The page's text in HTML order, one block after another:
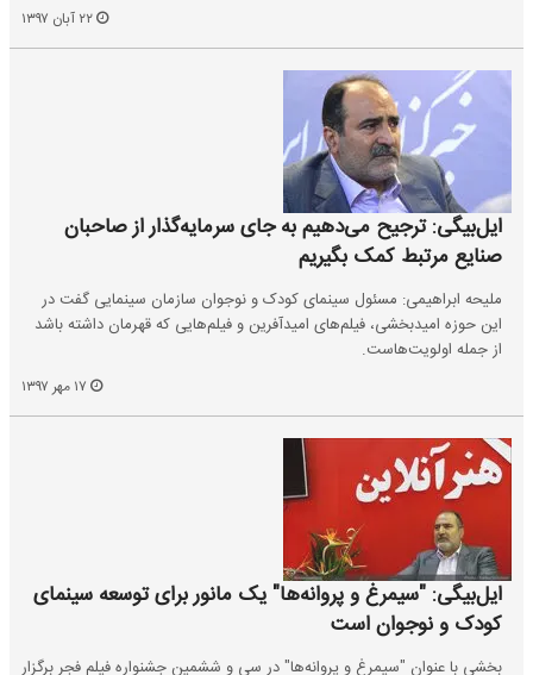
​ایل‌بیگی: ترجیح می‌دهیم به جای سرمایه‌گذار از صاحبان
صنایع مرتبط کمک بگیریم
ملیحه ابراهیمی: مسئول سینمای کودک و نوجوان سازمان سینمایی گفت در
این حوزه امیدبخشی، فیلم‌های امیدآفرین و فیلم‌هایی که قهرمان داشته باشد
از جمله اولویت‌هاست.
ایل‌بیگی: "سیمرغ و پروانه‌ها" یک مانور برای توسعه سینمای
کودک و نوجوان است
بخشی با عنوان "سیمرغ و پروانه‌ها" در سی و ششمین جشنواره فیلم فجر برگزار